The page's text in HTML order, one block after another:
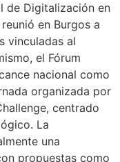
de Digitalización en
en Burgos a
vinculadas al
el Fórum
nacional como
organizada por
centrado
La
una
propuestas como